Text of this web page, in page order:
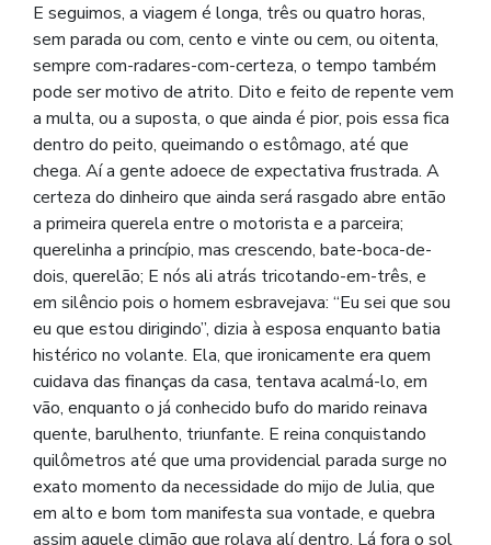
E seguimos, a viagem é longa, três ou quatro horas,
sem parada ou com, cento e vinte ou cem, ou oitenta,
sempre com-radares-com-certeza, o tempo também
pode ser motivo de atrito. Dito e feito de repente vem
a multa, ou a suposta, o que ainda é pior, pois essa fica
dentro do peito, queimando o estômago, até que
chega. Aí a gente adoece de expectativa frustrada. A
certeza do dinheiro que ainda será rasgado abre então
a primeira querela entre o motorista e a parceira;
querelinha a princípio, mas crescendo, bate-boca-de-
dois, querelão; E nós ali atrás tricotando-em-três, e
em silêncio pois o homem esbravejava: “Eu sei que sou
eu que estou dirigindo”, dizia à esposa enquanto batia
histérico no volante. Ela, que ironicamente era quem
cuidava das finanças da casa, tentava acalmá-lo, em
vão, enquanto o já conhecido bufo do marido reinava
quente, barulhento, triunfante. E reina conquistando
quilômetros até que uma providencial parada surge no
exato momento da necessidade do mijo de Julia, que
em alto e bom tom manifesta sua vontade, e quebra
assim aquele climão que rolava alí dentro. Lá fora o sol